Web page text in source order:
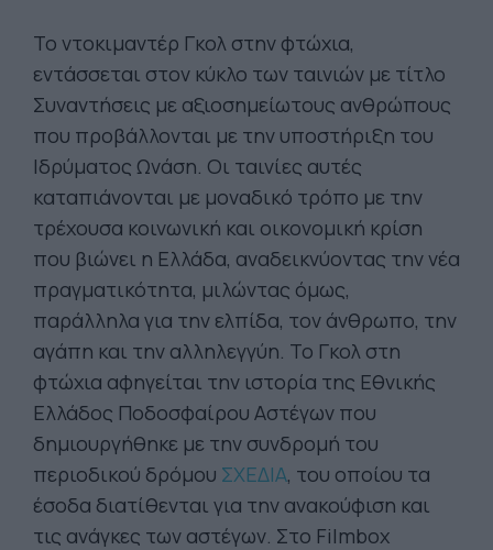
Το ντοκιμαντέρ Γκολ στην φτώχια,
εντάσσεται στον κύκλο των ταινιών με τίτλο
Συναντήσεις με αξιοσημείωτους ανθρώπους
που προβάλλονται με την υποστήριξη του
Ιδρύματος Ωνάση. Οι ταινίες αυτές
καταπιάνονται με μοναδικό τρόπο με την
τρέχουσα κοινωνική και οικονομική κρίση
που βιώνει η Ελλάδα, αναδεικνύοντας την νέα
πραγματικότητα, μιλώντας όμως,
παράλληλα για την ελπίδα, τον άνθρωπο, την
αγάπη και την αλληλεγγύη. Το Γκολ στη
φτώχια αφηγείται την ιστορία της Εθνικής
Ελλάδος Ποδοσφαίρου Αστέγων που
δημιουργήθηκε με την συνδρομή του
περιοδικού δρόμου ΣΧΕΔΙΑ, του οποίου τα
έσοδα διατίθενται για την ανακούφιση και
τις ανάγκες των αστέγων. Στο Filmbox